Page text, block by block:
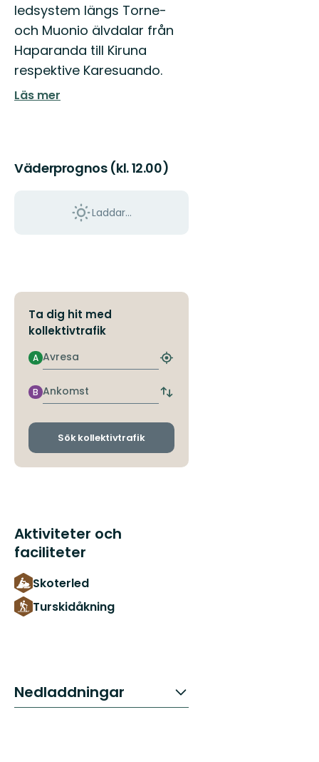
ledsystem längs Torne-
och Muonio älvdalar från
Haparanda till Kiruna
respektive Karesuando.
Läs mer
Väderprognos (kl. 12.00)
Laddar...
Ta dig hit med
kollektivtrafik
Avresa
A
Hitta
hållplats
Ankomst
B
Byt
och
Sök kollektivtrafik
Aktiviteter och
faciliteter
Skoterled
Turskidåkning
Nedladdningar